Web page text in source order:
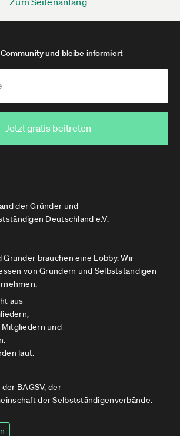
der Gründer und
Deutschland e.V.
und bleibe informiert
Jetzt gratis beitreten
brauchen eine Lobby. Wir
von Gründern und Selbstständigen
aus
Mitgliedern und
laut.
der BAGSV, der
der Selbstständigenverbände.